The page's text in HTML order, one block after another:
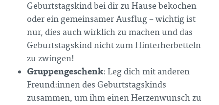
Geburtstagskind bei dir zu Hause bekochen
oder ein gemeinsamer Ausflug – wichtig ist
nur, dies auch wirklich zu machen und das
Geburtstagskind nicht zum Hinterherbetteln
zu zwingen!
Gruppengeschenk: Leg dich mit anderen
Freund:innen des Geburtstagskinds
zusammen, um ihm einen Herzenwunsch zu